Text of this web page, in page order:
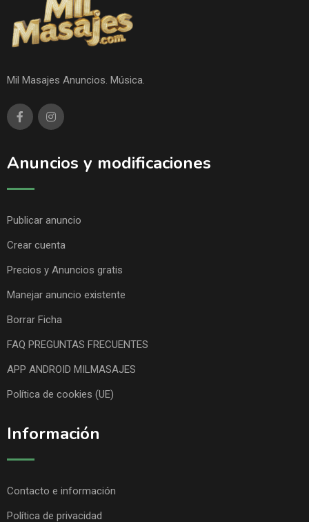
Mil Masajes Anuncios. Música.
Anuncios y modificaciones
Publicar anuncio
Crear cuenta
Precios y Anuncios gratis
Manejar anuncio existente
Borrar Ficha
FAQ PREGUNTAS FRECUENTES
APP ANDROID MILMASAJES
Política de cookies (UE)
Información
Contacto e información
Política de privacidad